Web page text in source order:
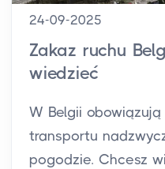
24-09-2025
Zakaz ruchu
wiedzieć
W Belgii
transportu
pogodzie. Chcesz